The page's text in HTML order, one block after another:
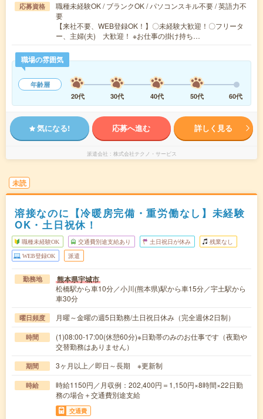
応募資格
職種未経験OK / ブランクOK / パソコンスキル不要 / 英語力不
要
【来社不要、WEB登録OK！】〇未経験大歓迎！〇フリータ
ー、主婦(夫) 大歓迎！ ※お仕事の掛け持ち…
職場の雰囲気
年齢層
20代
30代 40代 50代 60代
気になる! 応募へ進む 詳しく見る
派遣会社 株式会社テクノ・サービス
未読
溶接なのに【冷暖房完備・重労働なし】未経験
OK・土日祝休！
職種未経験OK 交通費別途支給あり 土日祝日が休み 残業なし
WEB登録OK 派遣
勤務地 熊本県宇城市
松橋駅から車10分／小川(熊本県)駅から車15分／宇土駅から
車30分
曜日頻度 月曜～金曜の週5日勤務/土日祝日休み（完全週休2日制）
時間
(1)08:00-17:00(休憩60分)※日勤帯のみのお仕事です（夜勤や
交替勤務はありません）
期間 3ヶ月以上／即日～長期 ※更新制
時給
時給1150円／月収例：202,400円＝1,150円×8時間×22日勤
務の場合＋交通費別途支給
交通費